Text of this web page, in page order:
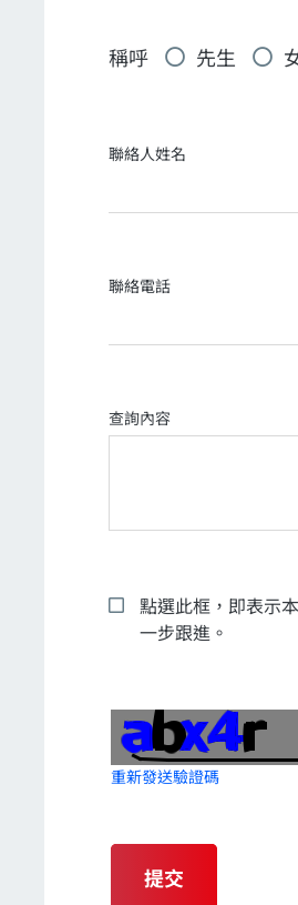
稱呼 先生
聯絡人姓名
聯絡電話
查詢內容
點選此框，即表示
一步跟進。
重新發送驗證碼
提交